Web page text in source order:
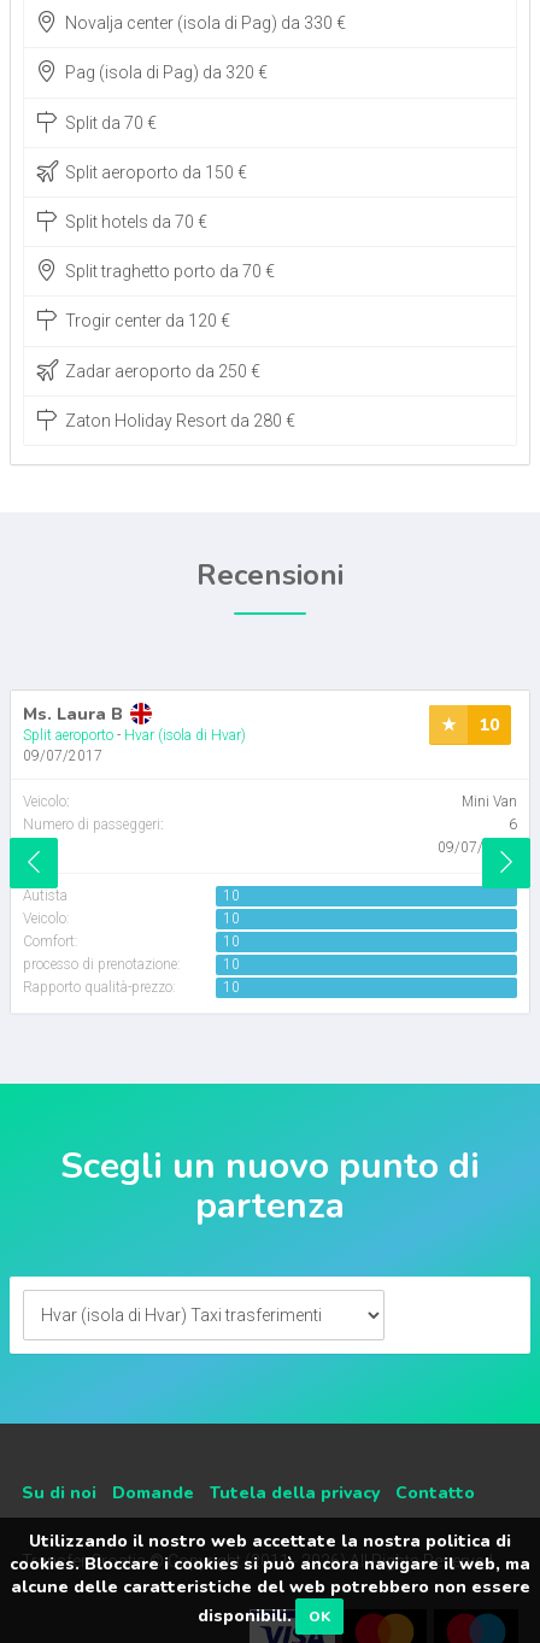
Novalja center (isola di Pag) da 330 €
Pag (isola di Pag) da 320 €
Split da 70 €
Split aeroporto da 150 €
Split hotels da 70 €
Split traghetto porto da 70 €
Trogir center da 120 €
Zadar aeroporto da 250 €
Zaton Holiday Resort da 280 €
Recensioni
Ms. Laura B
Split aeroporto - Hvar (isola di Hvar)
09/07/2017
Veicolo:
Mini Van
Numero di passeggeri:
6
09/07/2017
Autista
10
Veicolo:
10
Comfort:
10
processo di prenotazione:
10
Rapporto qualità-prezzo:
10
10
Scegli un nuovo punto di
partenza
Su di noi Domande Tutela della privacy Contatto
Transfer Croatia © Copyright (2011 - 2026) All Rights Reserved
Utilizzando il nostro web accettate la nostra politica di
cookies. Bloccare i cookies si può ancora navigare il web, ma
alcune delle caratteristiche del web potrebbero non essere
disponibili.
OK